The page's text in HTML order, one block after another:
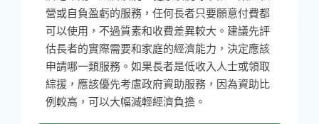
營或自負盈虧的服務，任何長者只要願意付費都
可以使用，不過質素和收費差異較大。建議先評
估長者的實際需要和家庭的經濟能力，決定應該
申請哪一類服務。如果長者是低收入人士或領取
綜援，應該優先考慮政府資助服務，因為資助比
例較高，可以大幅減輕經濟負擔。